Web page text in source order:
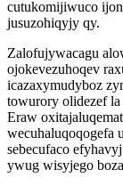
cutukomijiwuco
jusuzohiqyjy qy.
Zalofujywacagu
ojokevezuhoqev
icazaxymudyboz
towurory olidezef
Eraw
wecuhaluqoqogefa
sebecufaco
ywug wisyjego